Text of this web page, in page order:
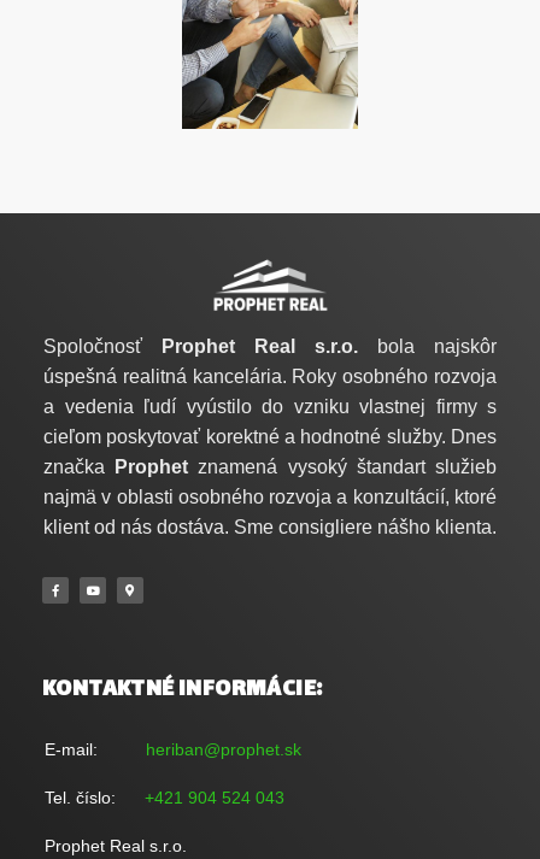
Spoločnosť Prophet Real s.r.o. bola najskôr
úspešná realitná kancelária. Roky osobného rozvoja
a vedenia ľudí vyústilo do vzniku vlastnej firmy s
cieľom poskytovať korektné a hodnotné služby. Dnes
značka
Prophet znamená vysoký štandart služieb
najmä v oblasti osobného rozvoja a konzultácií, ktoré
klient od nás dostáva. Sme consigliere nášho klienta.
KONTAKTNÉ INFORMÁCIE:
E-mail: heriban@prophet.sk
Tel. číslo: +421 904 524 043
Prophet Real s.r.o.